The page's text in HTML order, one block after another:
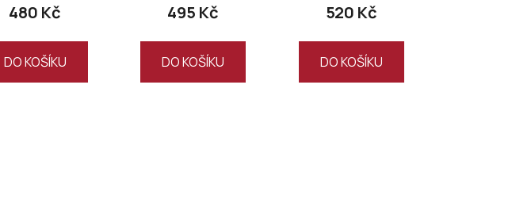
480 Kč
DO KOŠÍKU
495 Kč
DO KOŠÍKU
520 Kč
DO KOŠÍKU